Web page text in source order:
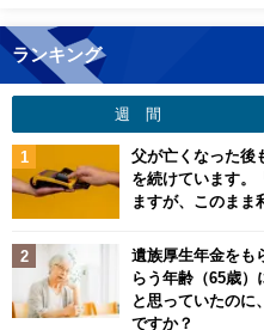
ランキング
週 間
父が亡くなった後
を続けています。
ますが、このまま
遺族厚生年金をも
らう年齢（65歳）
と思っていたのに
ですか？